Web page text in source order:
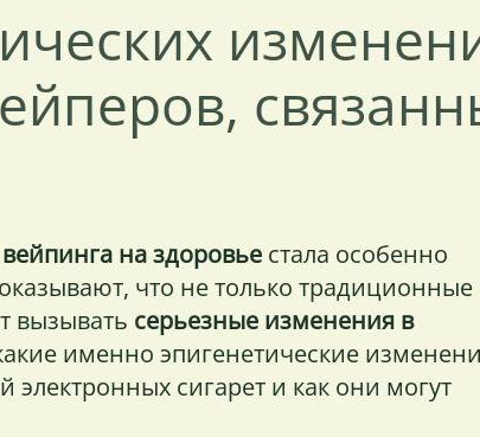
на здоровье стала особенно
что не только традиционные
вызывать серьезные изменения в
именно эпигенетические
электронных сигарет и как они могут